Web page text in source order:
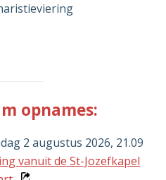
opnames:
2 augustus 2026, 21.09
vanuit de St-Jozefkapel